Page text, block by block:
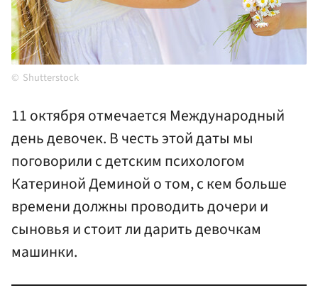
Shutterstock
11 октября отмечается Международный
день девочек. В честь этой даты мы
поговорили с детским психологом
Катериной Деминой о том, с кем больше
времени должны проводить дочери и
сыновья и стоит ли дарить девочкам
машинки.